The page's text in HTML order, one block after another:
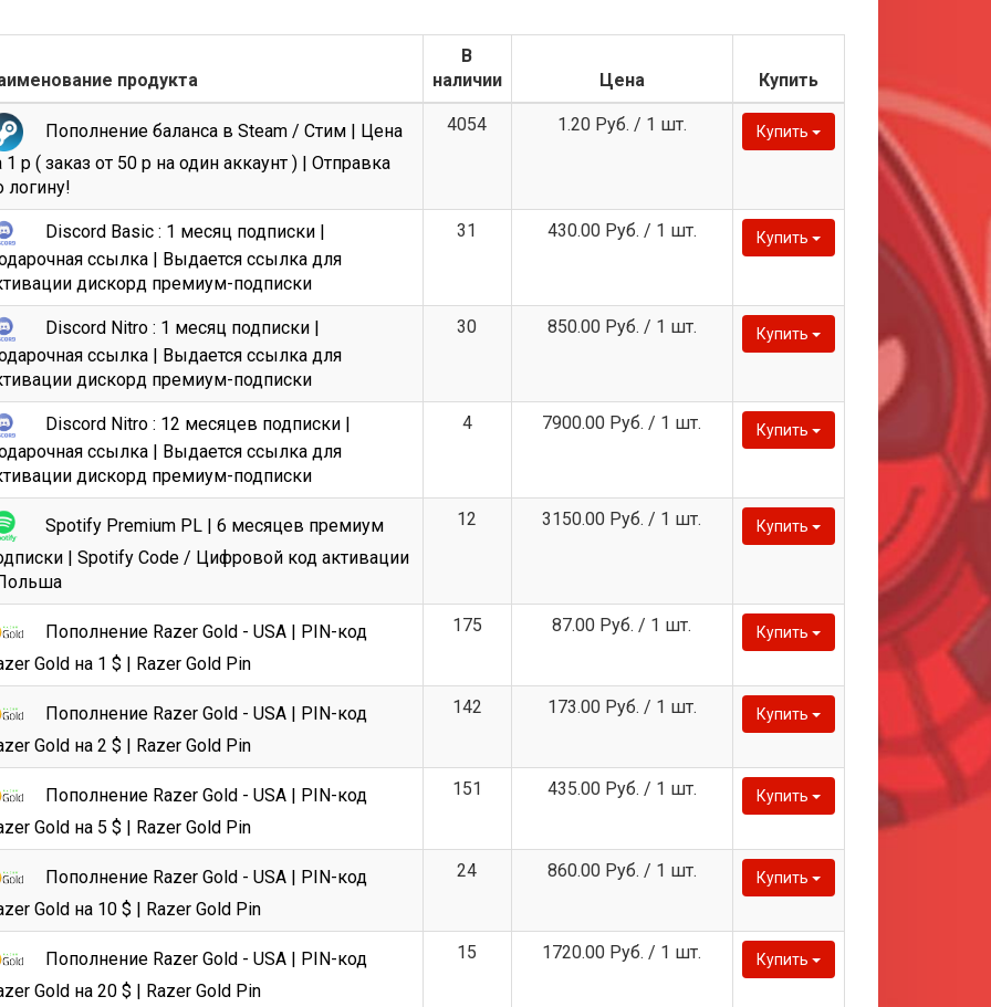
продукта
В
наличии
Цена Купить
Пополнение баланса в Steam / Стим | Цена
1 р ( заказ от 50 р на один аккаунт ) | Отправка
логину!
4054 1.20 Руб. / 1 шт. Купить
Discord Basic : 1 месяц подписки |
ссылка | Выдается ссылка для
дискорд премиум-подписки
31 430.00 Руб. / 1 шт. Купить
Discord Nitro : 1 месяц подписки |
ссылка | Выдается ссылка для
дискорд премиум-подписки
30 850.00 Руб. / 1 шт. Купить
Discord Nitro : 12 месяцев подписки |
ссылка | Выдается ссылка для
дискорд премиум-подписки
4 7900.00 Руб. / 1 шт. Купить
Spotify Premium PL | 6 месяцев премиум
| Spotify Code / Цифровой код активации
12 3150.00 Руб. / 1 шт. Купить
Пополнение Razer Gold - USA | PIN-код
Gold на 1 $ | Razer Gold Pin
175 87.00 Руб. / 1 шт. Купить
Пополнение Razer Gold - USA | PIN-код
Gold на 2 $ | Razer Gold Pin
142 173.00 Руб. / 1 шт. Купить
Пополнение Razer Gold - USA | PIN-код
Gold на 5 $ | Razer Gold Pin
151 435.00 Руб. / 1 шт. Купить
Пополнение Razer Gold - USA | PIN-код
Gold на 10 $ | Razer Gold Pin
24 860.00 Руб. / 1 шт. Купить
Пополнение Razer Gold - USA | PIN-код
Gold на 20 $ | Razer Gold Pin
15 1720.00 Руб. / 1 шт. Купить
Всего позиций в корзине
Всего товара в корзине
(шт)
Сумма к оплате (без скидок)